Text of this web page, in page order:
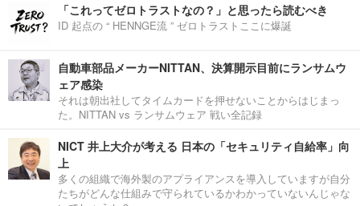
「これってゼロトラストなの？」と思ったら読むべき
ID 起点の “ HENNGE流 ” ゼロトラストここに爆誕
自動車部品メーカーNITTAN、決算開示目前にランサムウ
ェア感染
それは朝出社してタイムカードを押せないことからはじまっ
た。NITTAN vs ランサムウェア 戦い全記録
NICT 井上大介が考える 日本の「セキュリティ自給率」向
上
多くの組織で海外製のアプライアンスを導入していますが自分
たちがどんな仕組みで守られているかわかっていないんじゃな